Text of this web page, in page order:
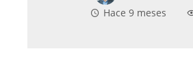
Hace 9 meses